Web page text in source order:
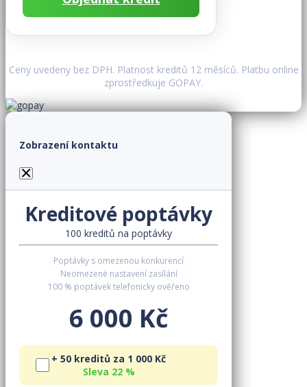
Ceny uvedeny bez DPH. Platnost kreditů 12 měsíců. Platbu online
zprostředkuje GOPAY.
Zobrazení kontaktu
×
Kreditové poptávky
100 kreditů na poptávky
Poptávky s omezenou konkurencí
Neomezené nastavení zasílání
100 % poptávek telefonicky ověřeno
6 000 Kč
+ 50 kreditů za 1 000 Kč
Sleva 22 %